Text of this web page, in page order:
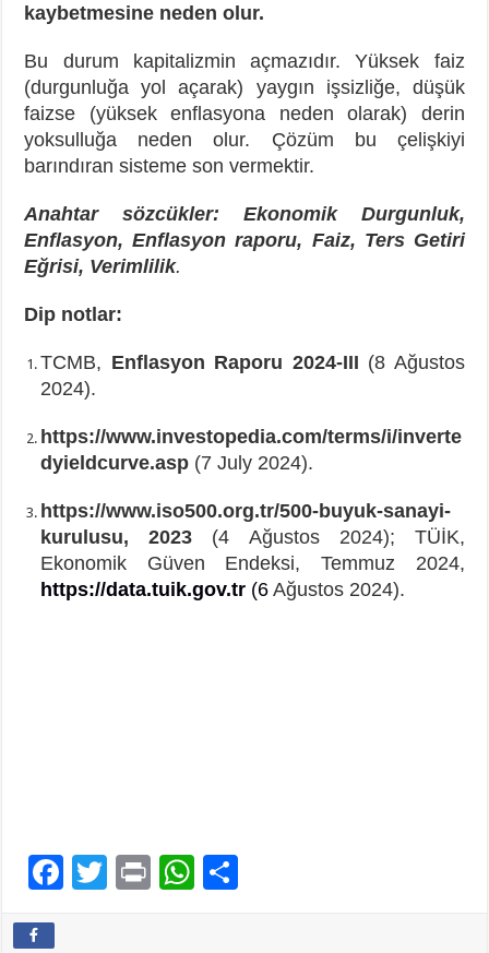
kaybetmesine neden olur.
Bu durum kapitalizmin açmazıdır. Yüksek faiz
(durgunluğa yol açarak) yaygın işsizliğe, düşük
faizse (yüksek enflasyona neden olarak) derin
yoksulluğa neden olur. Çözüm bu çelişkiyi
barındıran sisteme son vermektir.
Anahtar sözcükler: Ekonomik Durgunluk,
Enflasyon, Enflasyon raporu, Faiz, Ters Getiri
Eğrisi, Verimlilik.
Dip notlar:
TCMB, Enflasyon Raporu 2024-III (8 Ağustos
2024).
https://www.investopedia.com/terms/i/inverte
dyieldcurve.asp (7 July 2024).
https://www.iso500.org.tr/500-buyuk-sanayi-
kurulusu, 2023 (4 Ağustos 2024); TÜİK,
Ekonomik Güven Endeksi, Temmuz 2024,
https://data.tuik.gov.tr (6 Ağustos 2024).
F
T
Pr W